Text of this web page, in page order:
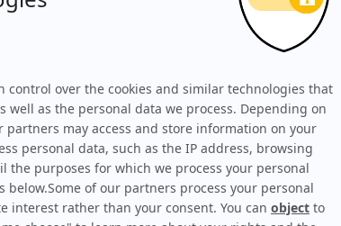
Impact branding
On parle d’impact branding pour désigner
Branding sur les autres leviers marketing.
En savoir plus